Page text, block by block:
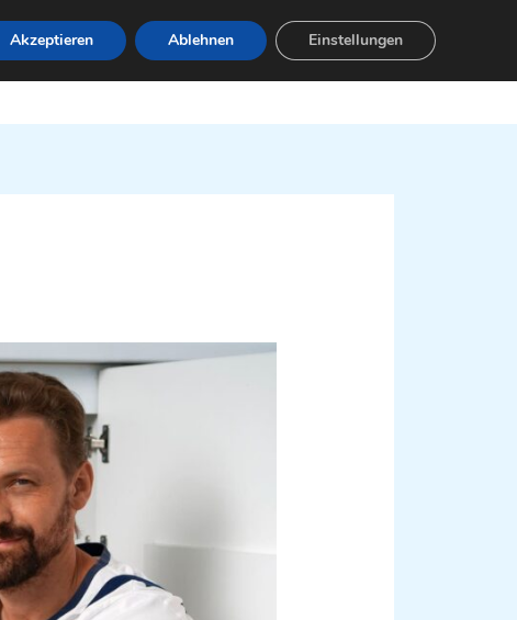
Leistungen Servicebereiche
Akzeptieren Ablehnen Einstellungen